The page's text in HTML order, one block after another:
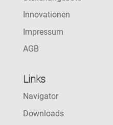
Innovationen
Impressum
AGB
Links
Navigator
Downloads